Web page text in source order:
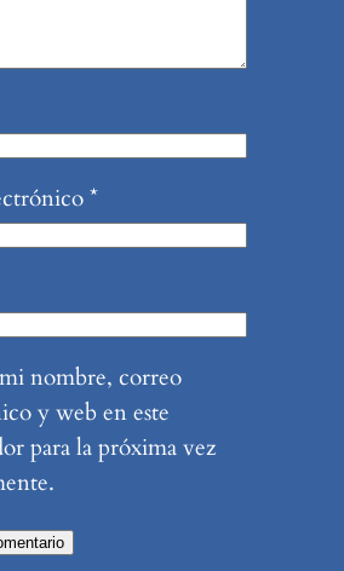
*
nombre, correo
y web en este
para la próxima vez